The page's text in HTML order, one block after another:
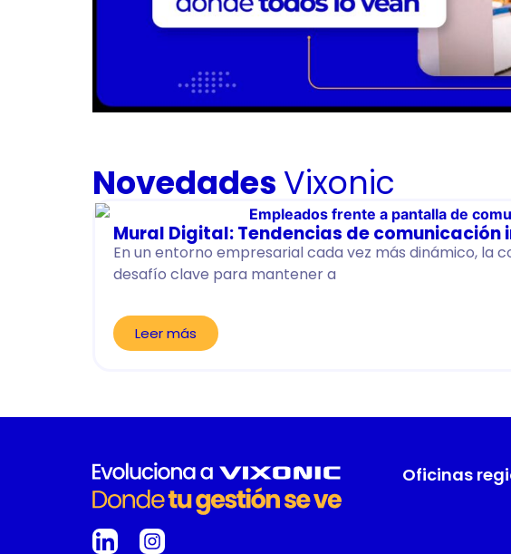
Novedades Vixonic
Mural Digital: Tendencias de comunicación
En un entorno empresarial cada vez más dinámico, la
desafío clave para mantener a
Leer más
Oficinas